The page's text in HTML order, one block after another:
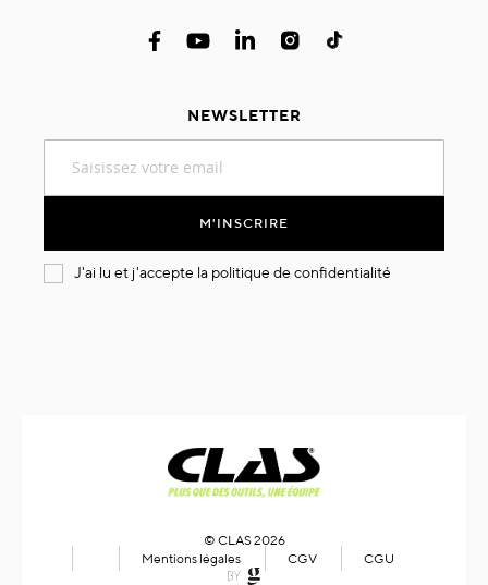
NEWSLETTER
notre
M'INSCRIRE
J'ai lu et j'accepte la politique de confidentialité
© CLAS 2026
Mentions légales
CGV CGU